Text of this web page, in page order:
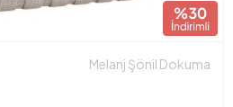
Melanj Şönil Dokuma